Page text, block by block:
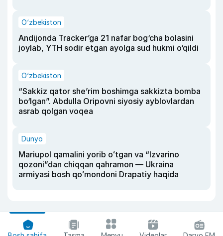
O‘zbekiston
Andijonda Tracker’ga 21 nafar bog‘cha bolasini
joylab, YTH sodir etgan ayolga sud hukmi o‘qildi
O‘zbekiston
“Sakkiz qator she’rim boshimga sakkizta bomba
bo‘lgan”. Abdulla Oripovni siyosiy ayblovlardan
asrab qolgan voqea
Dunyo
Mariupol qamalini yorib oʻtgan va “Izvarino
qozoni”dan chiqqan qahramon — Ukraina
armiyasi bosh qoʻmondoni Drapatiy haqida